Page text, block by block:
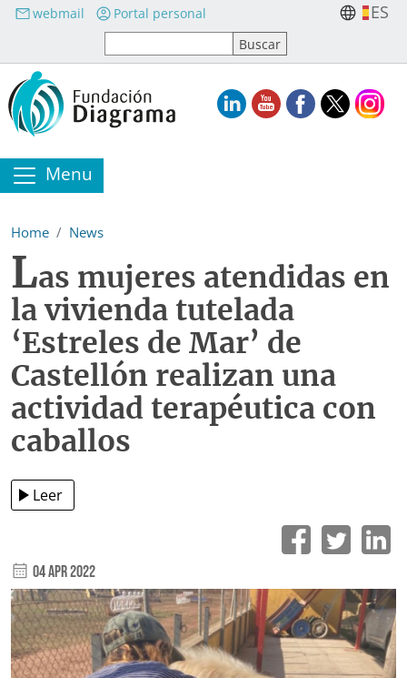
Skip to main content
webmail Portal personal ES
Menu
Home News
Las mujeres atendidas en
la vivienda tutelada
‘Estreles de Mar’ de
Castellón realizan una
actividad terapéutica con
caballos
Leer
04 Apr 2022